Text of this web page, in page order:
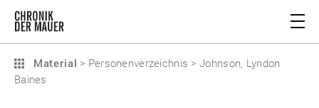
Material > Personenverzeichnis > Johnson, Lyndon
Baines